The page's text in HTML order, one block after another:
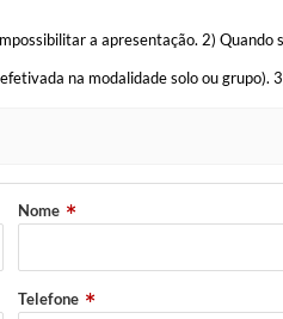
a apresentação. 2)
na modalidade solo ou
Nome
Telefone